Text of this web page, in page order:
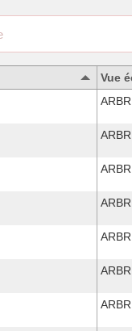
Vue